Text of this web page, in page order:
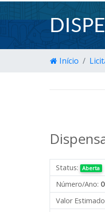
Início
Status: Aberta
Número/Ano:
Valor